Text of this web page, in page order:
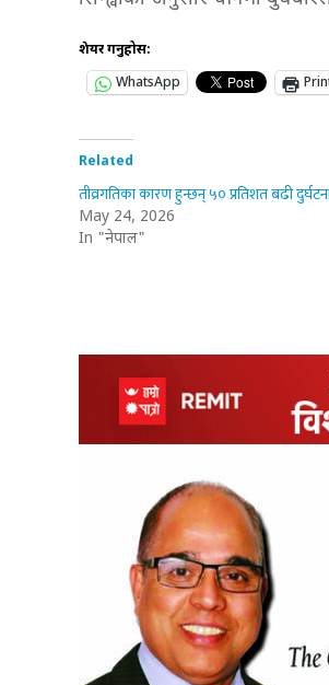
शेयर गर्नुहोस:
WhatsApp
Related
तीव्रगतिका कारण हुन्छन् ५० प्रतिशत बढी
May 24, 2026
In "नेपाल"